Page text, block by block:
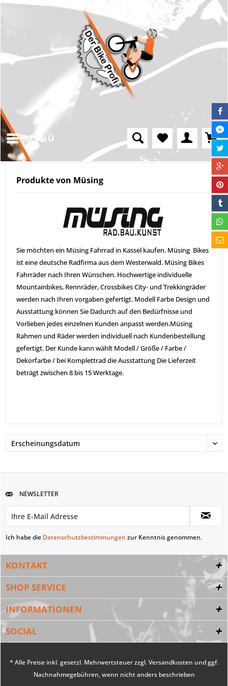
MENÜ
Produkte von Müsing
Sie möchten ein Müsing Fahrrad in Kassel kaufen. Müsing Bikes
ist eine deutsche Radfirma aus dem Westerwald. Müsing Bikes
Fahrräder nach Ihren Wünschen. Hochwertige individuelle
Mountainbikes, Rennräder, Crossbikes City- und Trekkingräder
werden nach Ihren vorgaben gefertigt. Modell Farbe Design und
Ausstattung können Sie Dadurch auf den Bedürfnisse und
Vorlieben jedes einzelnen Kunden anpasst werden.Müsing
Rahmen und Räder werden individuell nach Kundenbestellung
gefertigt. Der Kunde kann wählt Modell / Größe / Farbe /
Dekorfarbe / bei Komplettrad die Ausstattung Die Lieferzeit
beträgt zwischen 8 bis 15 Werktage.
NEWSLETTER
Ich habe die Datenschutzbestimmungen zur Kenntnis genommen.
KONTAKT
SHOP SERVICE
INFORMATIONEN
SOCIAL
* Alle Preise inkl. gesetzl. Mehrwertsteuer zzgl.Versandkosten und ggf.
Nachnahmegebühren, wenn nicht anders beschrieben